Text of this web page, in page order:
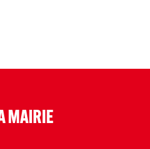
MAIRIE